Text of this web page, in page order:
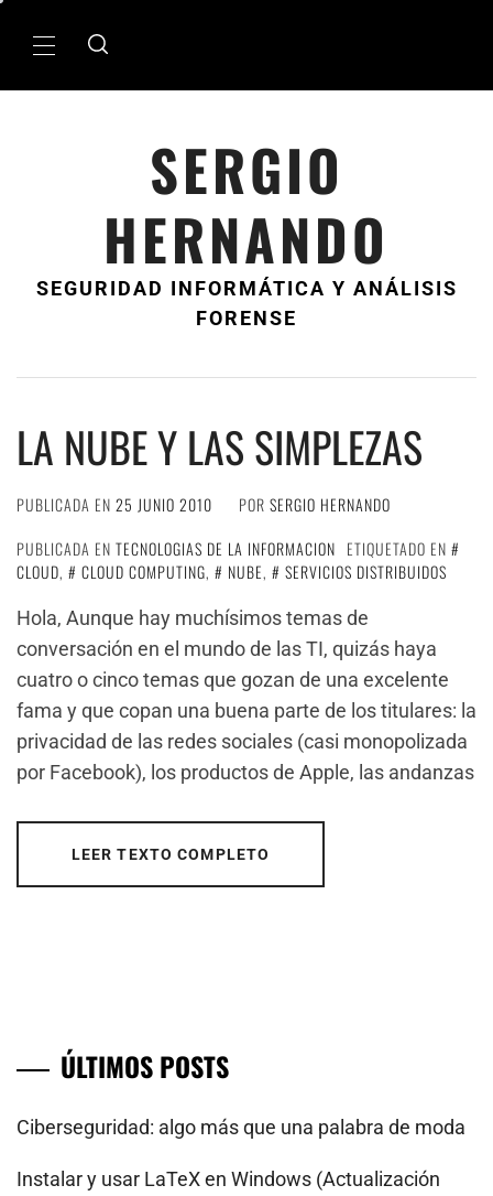
MenÃº
SERGIO
HERNANDO
SEGURIDAD INFORMÁTICA Y ANÁLISIS
FORENSE
LA NUBE Y LAS SIMPLEZAS
PUBLICADA EN 25 JUNIO 2010 POR SERGIO HERNANDO
PUBLICADA EN TECNOLOGIAS DE LA INFORMACION ETIQUETADO EN
CLOUD, CLOUD COMPUTING, NUBE,
SERVICIOS DISTRIBUIDOS
Hola, Aunque hay muchísimos temas de
conversación en el mundo de las TI, quizás haya
cuatro o cinco temas que gozan de una excelente
fama y que copan una buena parte de los titulares: la
privacidad de las redes sociales (casi monopolizada
por Facebook), los productos de Apple, las andanzas
LEER TEXTO COMPLETO
ÚLTIMOS POSTS
Ciberseguridad: algo más que una palabra de moda
Instalar y usar LaTeX en Windows (Actualización